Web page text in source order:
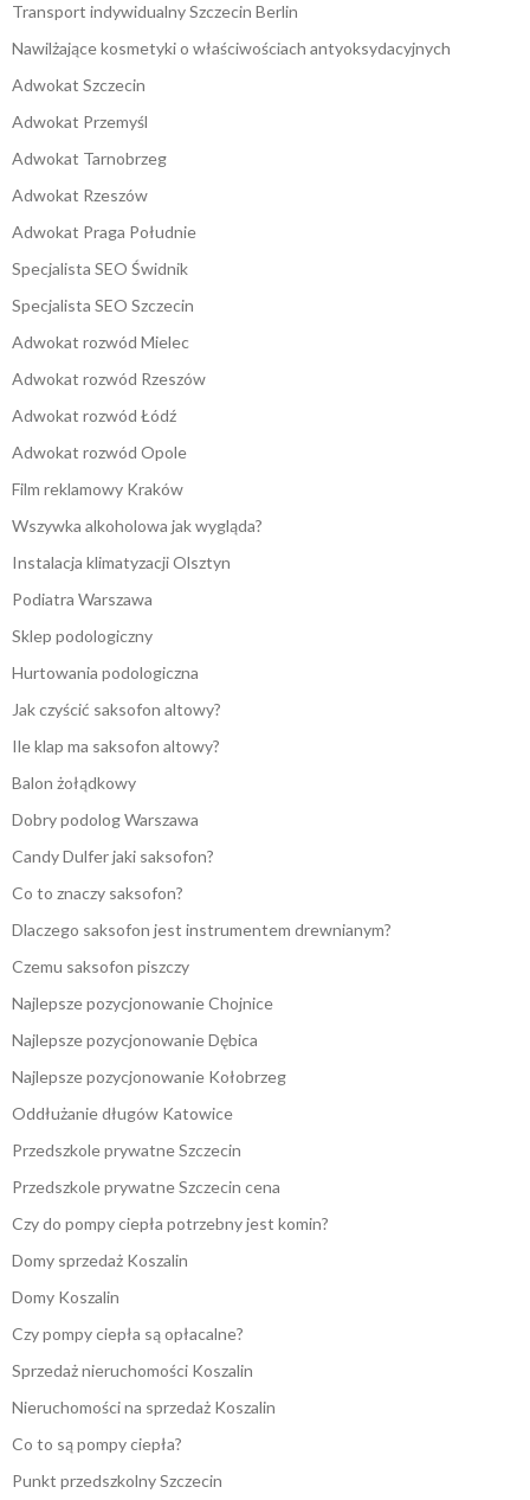
Transport indywidualny Szczecin Berlin
Nawilżające kosmetyki o właściwościach antyoksydacyjnych
Adwokat Szczecin
Adwokat Przemyśl
Adwokat Tarnobrzeg
Adwokat Rzeszów
Adwokat Praga Południe
Specjalista SEO Świdnik
Specjalista SEO Szczecin
Adwokat rozwód Mielec
Adwokat rozwód Rzeszów
Adwokat rozwód Łódź
Adwokat rozwód Opole
Film reklamowy Kraków
Wszywka alkoholowa jak wygląda?
Instalacja klimatyzacji Olsztyn
Podiatra Warszawa
Sklep podologiczny
Hurtowania podologiczna
Jak czyścić saksofon altowy?
Ile klap ma saksofon altowy?
Balon żołądkowy
Dobry podolog Warszawa
Candy Dulfer jaki saksofon?
Co to znaczy saksofon?
Dlaczego saksofon jest instrumentem drewnianym?
Czemu saksofon piszczy
Najlepsze pozycjonowanie Chojnice
Najlepsze pozycjonowanie Dębica
Najlepsze pozycjonowanie Kołobrzeg
Oddłużanie długów Katowice
Przedszkole prywatne Szczecin
Przedszkole prywatne Szczecin cena
Czy do pompy ciepła potrzebny jest komin?
Domy sprzedaż Koszalin
Domy Koszalin
Czy pompy ciepła są opłacalne?
Sprzedaż nieruchomości Koszalin
Nieruchomości na sprzedaż Koszalin
Co to są pompy ciepła?
Punkt przedszkolny Szczecin